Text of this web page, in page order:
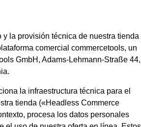
y la provisión técnica de nuestra tienda
comercial commercetools, un
GmbH, Adams-Lehmann-Straße 44,
la infraestructura técnica para el
tienda («Headless Commerce
procesa los datos personales